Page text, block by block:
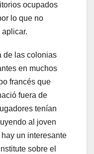
ocupados
lo que no
de las colonias
en muchos
francés que
fuera de
tenían
al joven
un interesante
sobre el